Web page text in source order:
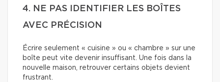
4. NE PAS IDENTIFIER LES BOÎTES
AVEC PRÉCISION
Écrire seulement « cuisine » ou « chambre » sur une
boîte peut vite devenir insuffisant. Une fois dans la
nouvelle maison, retrouver certains objets devient
frustrant.